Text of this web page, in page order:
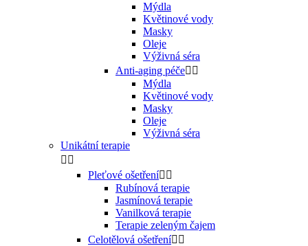
Mýdla
Květinové vody
Masky
Oleje
Výživná séra
Anti-aging péče 
Mýdla
Květinové vody
Masky
Oleje
Výživná séra
Unikátní terapie
 
Pleťové ošetření 
Rubínová terapie
Jasmínová terapie
Vanilková terapie
Terapie zeleným čajem
Celotělová ošetření 